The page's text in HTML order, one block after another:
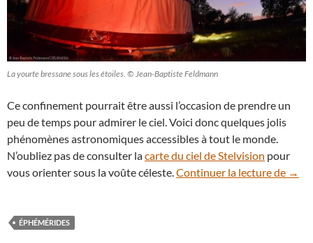
La yourte bressane sous les étoiles. © Jean-Baptiste Feldmann
Ce confinement pourrait être aussi l’occasion de prendre un
peu de temps pour admirer le ciel. Voici donc quelques jolis
phénomènes astronomiques accessibles à tout le monde.
N’oubliez pas de consulter lacarte du ciel de Stelvision pour
vous orienter sous la voûte céleste. Continuer la lecture de →
ÉPHÉMÉRIDES